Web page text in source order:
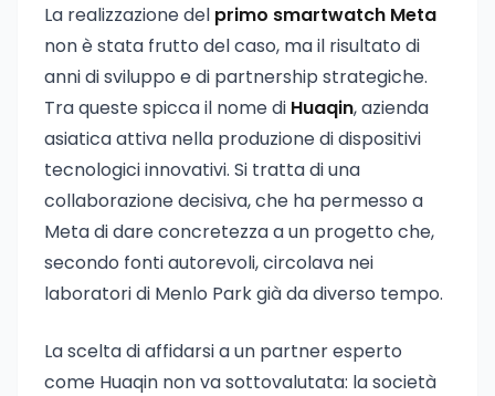
La realizzazione del primo smartwatch Meta
non è stata frutto del caso, ma il risultato di
anni di sviluppo e di partnership strategiche.
Tra queste spicca il nome di Huaqin, azienda
asiatica attiva nella produzione di dispositivi
tecnologici innovativi. Si tratta di una
collaborazione decisiva, che ha permesso a
Meta di dare concretezza a un progetto che,
secondo fonti autorevoli, circolava nei
laboratori di Menlo Park già da diverso tempo.
La scelta di affidarsi a un partner esperto
come Huaqin non va sottovalutata: la società